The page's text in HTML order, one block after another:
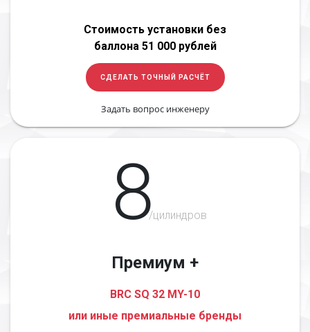
Стоимость установки без
баллона 51 000 рублей
СДЕЛАТЬ ТОЧНЫЙ РАСЧЁТ
Задать вопрос инженеру
8/цилиндров
Премиум +
BRC SQ 32 MY-10
или иные премиальные бренды